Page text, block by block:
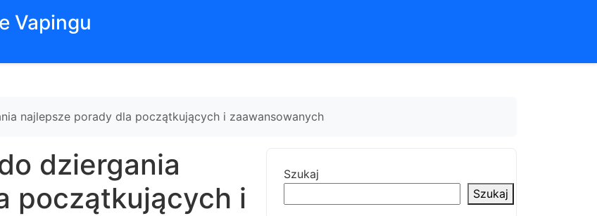
Vapingu
najlepsze porady dla początkujących i zaawansowanych
dziergania
początkujących i
Szukaj
Szukaj